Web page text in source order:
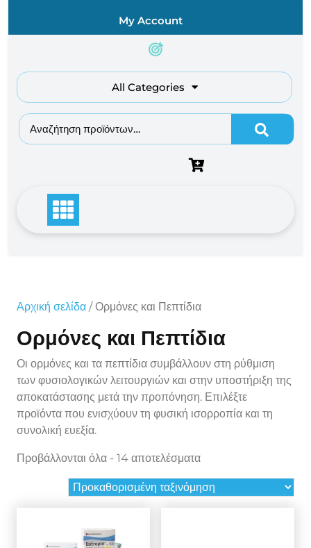
My Account
All Categories
Αναζήτηση για:
Αρχική σελίδα / Ορμόνες και Πεπτίδια
Ορμόνες και Πεπτίδια
Οι ορμόνες και τα πεπτίδια συμβάλλουν στη ρύθμιση
των φυσιολογικών λειτουργιών και στην υποστήριξη της
αποκατάστασης μετά την προπόνηση. Επιλέξτε
προϊόντα που ενισχύουν τη φυσική ισορροπία και τη
συνολική ευεξία.
Προβάλλονται όλα - 14 αποτελέσματα